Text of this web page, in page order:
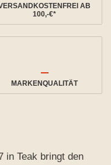
AB
100,-€*
MARKENQUALITÄT
in Teak bringt den